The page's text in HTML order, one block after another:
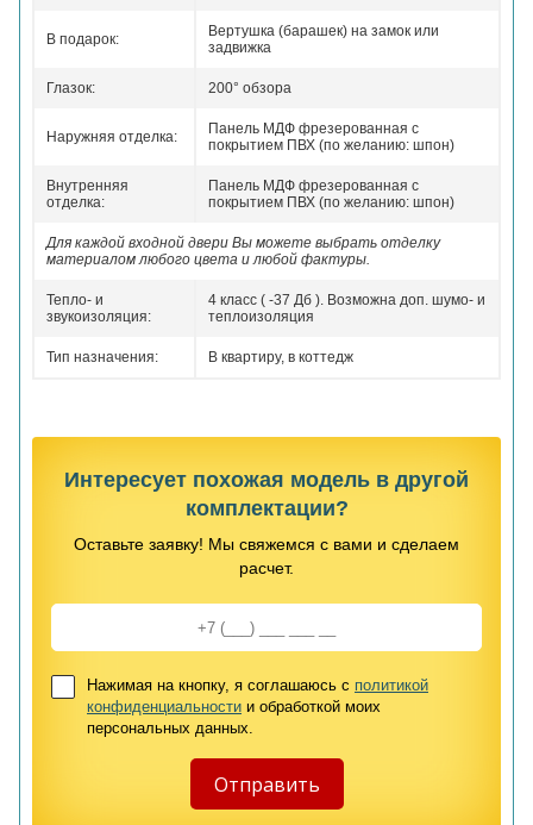
В подарок:
Вертушка (барашек) на замок или
задвижка
Глазок: 200° обзора
Наружняя отделка:
Панель МДФ фрезерованная с
покрытием ПВХ (по желанию: шпон)
Внутренняя
отделка:
Панель МДФ фрезерованная с
покрытием ПВХ (по желанию: шпон)
Для каждой входной двери Вы можете выбрать отделку
материалом любого цвета и любой фактуры.
Тепло- и
звукоизоляция:
4 класс ( -37 Дб ). Возможна доп. шумо- и
теплоизоляция
Тип назначения: В квартиру, в коттедж
Интересует похожая модель в другой
комплектации?
Оставьте заявку! Мы свяжемся с вами и сделаем
расчет.
Нажимая на кнопку, я соглашаюсь с политикой
конфиденциальности и обработкой моих
персональных данных.